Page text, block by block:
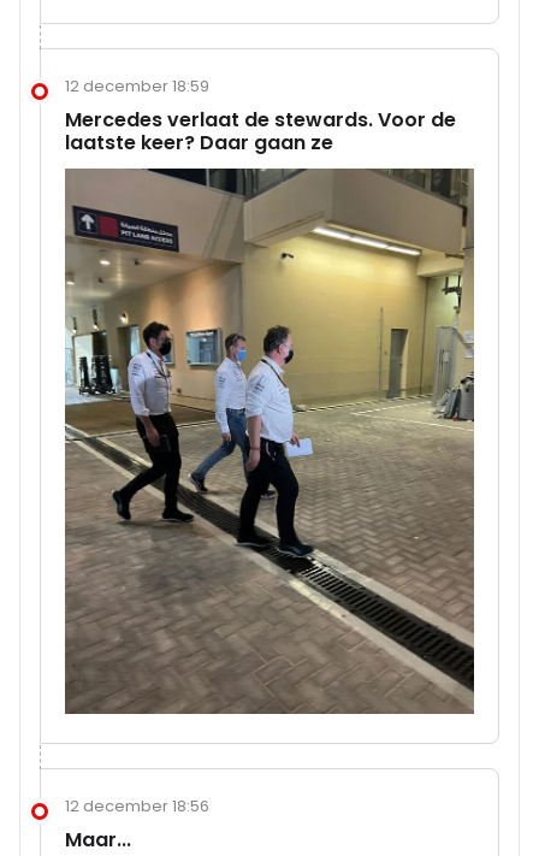
12 december 18:59
Mercedes verlaat de stewards. Voor de
laatste keer? Daar gaan ze
12 december 18:56
Maar...